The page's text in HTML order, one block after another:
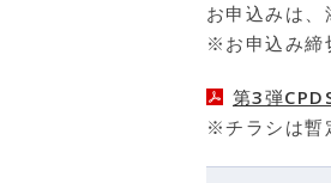
お申込みは、
※お申込み
第3弾
※チラシは暫